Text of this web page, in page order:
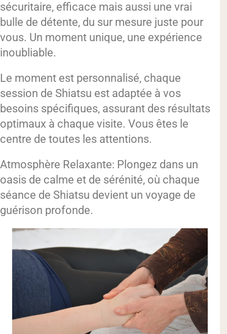
sécuritaire, efficace mais aussi une vrai
bulle de détente, du sur mesure juste pour
vous. Un moment unique, une expérience
inoubliable.
Le moment est personnalisé, chaque
session de Shiatsu est adaptée à vos
besoins spécifiques, assurant des résultats
optimaux à chaque visite. Vous êtes le
centre de toutes les attentions.
Atmosphère Relaxante: Plongez dans un
oasis de calme et de sérénité, où chaque
séance de Shiatsu devient un voyage de
guérison profonde.